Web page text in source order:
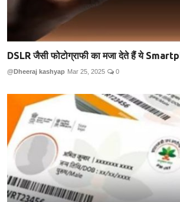
DSLR जैसी फोटोग्राफी का मजा देते हैं ये
@Dheeraj kashyap Mar 25, 2025 0